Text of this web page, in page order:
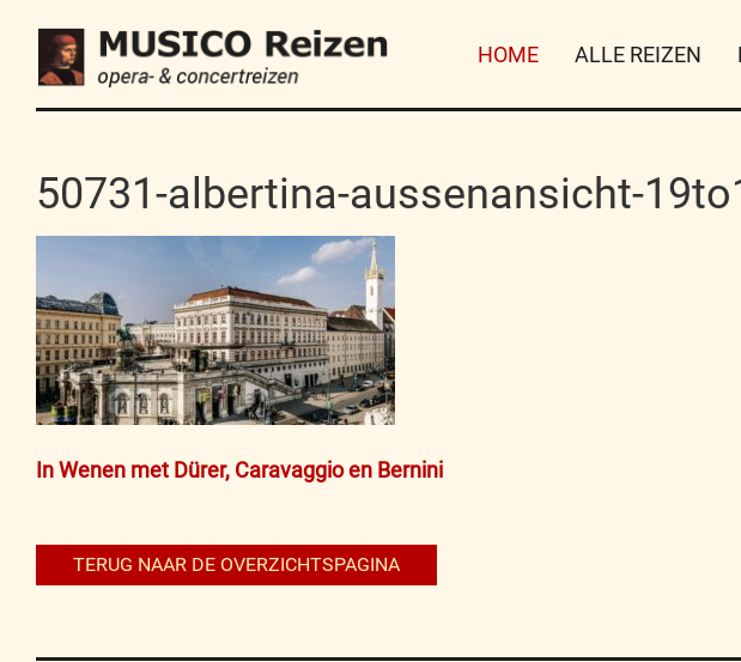
HOME ALLE REIZEN
50731-albertina-aussenansicht-
Bericht
In Wenen met Dürer, Caravaggio en Bernini
TERUG NAAR DE OVERZICHTSPAGINA